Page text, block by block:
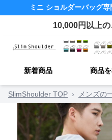
ミニ ショルダーバッグ専
10,000円以上
新着商品 商品
SlimShoulder TOP › メンズの